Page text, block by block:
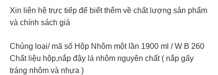
Xin liên hệ trực tiếp để biết thêm về chất lượng sản phẩm
và chính sách giá
Chủng loại/ mã số Hộp Nhôm một lần 1900 ml / W B 260
Chất liệu hộp,nắp đậy lá nhôm nguyên chất ( nắp gấy
tráng nhôm và nhựa )